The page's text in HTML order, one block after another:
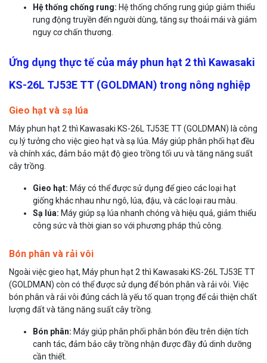
Hệ thống chống rung: Hệ thống chống rung giúp giảm thiểu
rung động truyền đến người dùng, tăng sự thoải mái và giảm
nguy cơ chấn thương.
Ứng dụng thực tế của máy phun hạt 2 thì Kawasaki
KS-26L TJ53E TT (GOLDMAN) trong nông nghiệp
Gieo hạt và sạ lúa
Máy phun hạt 2 thì Kawasaki KS-26L TJ53E TT (GOLDMAN) là công
cụ lý tưởng cho việc gieo hạt và sạ lúa. Máy giúp phân phối hạt đều
và chính xác, đảm bảo mật độ gieo trồng tối ưu và tăng năng suất
cây trồng.
Gieo hạt: Máy có thể được sử dụng để gieo các loại hạt
giống khác nhau như ngô, lúa, đậu, và các loại rau màu.
Sạ lúa: Máy giúp sạ lúa nhanh chóng và hiệu quả, giảm thiểu
công sức và thời gian so với phương pháp thủ công.
Bón phân và rải vôi
Ngoài việc gieo hạt, Máy phun hạt 2 thì Kawasaki KS-26L TJ53E TT
(GOLDMAN) còn có thể được sử dụng để bón phân và rải vôi. Việc
bón phân và rải vôi đúng cách là yếu tố quan trọng để cải thiện chất
lượng đất và tăng năng suất cây trồng.
Bón phân: Máy giúp phân phối phân bón đều trên diện tích
canh tác, đảm bảo cây trồng nhận được đầy đủ dinh dưỡng
cần thiết.